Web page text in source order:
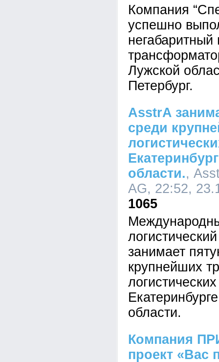
Компания
успешно
негабаритный
Лужской
Петербург.
AsstrA
среди
области.,
AG, 22:52,
1065
занимает
крупнейших
области.
Компания
проект «Вас